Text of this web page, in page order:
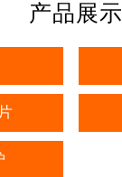
产品展示